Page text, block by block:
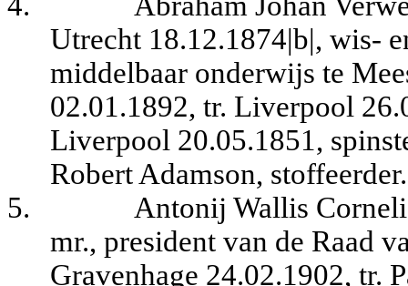
Utrecht 18.12.1874|b|, wis-
middelbaar onderwijs te
02.01.1892, tr. Liverpool
Liverpool 20.05.1851,
Robert Adamson, stoffeerder.
5.
Antonij Wallis
mr., president van de Raad
Gravenhage 24.02.1902, tr.